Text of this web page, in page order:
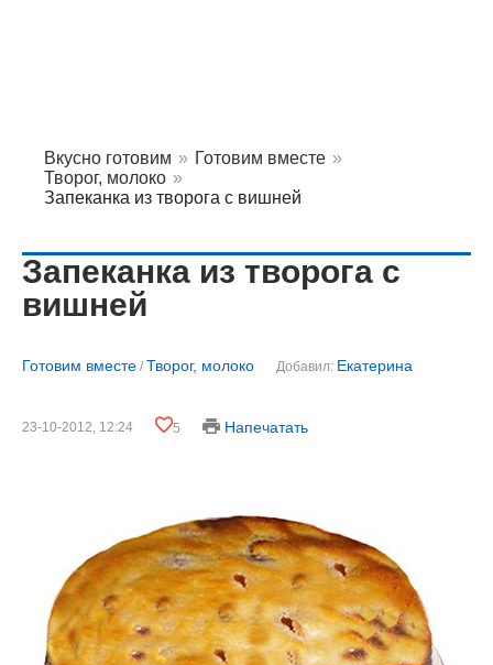
Вкусно готовим » Готовим вместе »
Творог, молоко »
Запеканка из творога с вишней
Запеканка из творога с
вишней
Готовим вместе / Творог, молоко Добавил: Екатерина
23-10-2012, 12:24 5 Напечатать